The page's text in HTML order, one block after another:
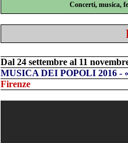
Concerti, musica,
Dal 24 settembre al 11
MUSICA DEI POPOLI 2016 -
Firenze